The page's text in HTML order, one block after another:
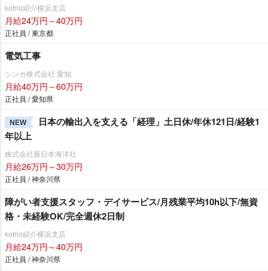
kotrio紹介横浜支店
月給24万円～40万円
正社員 / 東京都
電気工事
シンカ株式会社 愛知
月給40万円～60万円
正社員 / 愛知県
NEW
日本の輸出入を支える「経理」土日休/年休121日/経験1
年以上
株式会社新日本海洋社
月給26万円～30万円
正社員 / 神奈川県
障がい者支援スタッフ・デイサービス/月残業平均10h以下/無資
格・未経験OK/完全週休2日制
kotrio紹介横浜支店
月給24万円～40万円
正社員 / 神奈川県